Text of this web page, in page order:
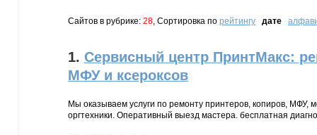
Сайтов в рубрике: 28, Сортировка по рейтингу дате
1. Сервисный центр ПринтМакс:
МФУ и ксероксов
Мы оказываем услуги по ремонту принтеров, копиров, МФУ,
оргтехники. Оперативный выезд мастера. бесплатная